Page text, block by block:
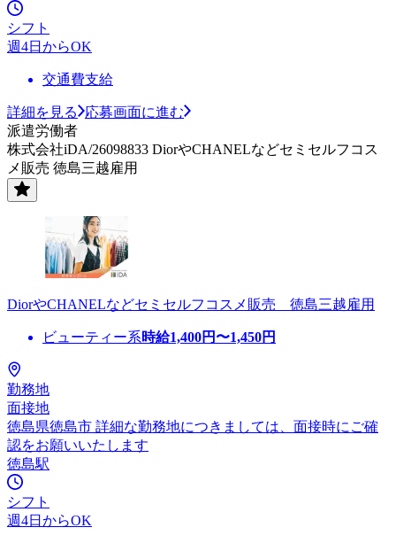
シフト
週4日からOK
交通費支給
詳細を見る
応募画面に進む
派遣労働者
株式会社iDA/26098833 DiorやCHANELなどセミセルフコス
メ販売 徳島三越雇用
DiorやCHANELなどセミセルフコスメ販売 徳島三越雇用
ビューティー系時給1,400円〜1,450円
勤務地
面接地
徳島県徳島市 詳細な勤務地につきましては、面接時にご確
認をお願いいたします
徳島駅
シフト
週4日からOK